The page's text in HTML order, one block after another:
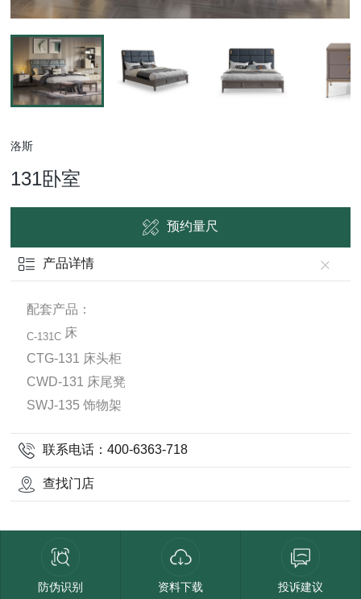
洛斯
131卧室
预约量尺
产品详情
配套产品：
C-131C 床
CTG-131 床头柜
CWD-131 床尾凳
SWJ-135 饰物架
联系电话：400-6363-718
查找门店
防伪识别 资料下载 投诉建议